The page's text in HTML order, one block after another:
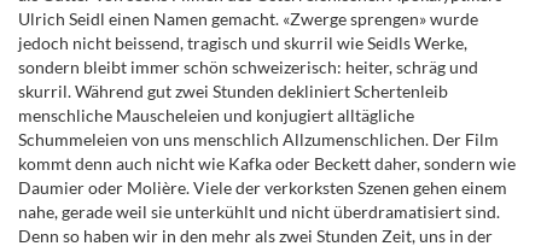
Ulrich Seidl einen Namen gemacht. «Zwerge sprengen» wurde
jedoch nicht beissend, tragisch und skurril wie Seidls Werke,
sondern bleibt immer schön schweizerisch: heiter, schräg und
skurril. Während gut zwei Stunden dekliniert Schertenleib
menschliche Mauscheleien und konjugiert alltägliche
Schummeleien von uns menschlich Allzumenschlichen. Der Film
kommt denn auch nicht wie Kafka oder Beckett daher, sondern wie
Daumier oder Molière. Viele der verkorksten Szenen gehen einem
nahe, gerade weil sie unterkühlt und nicht überdramatisiert sind.
Denn so haben wir in den mehr als zwei Stunden Zeit, uns in der